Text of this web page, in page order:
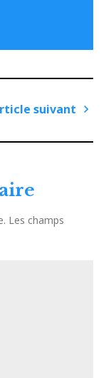
suivant
Les champs